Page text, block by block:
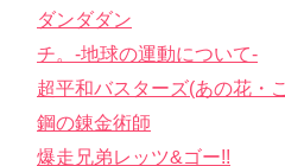
ダンダダン
チ。-地球の運動について-
超平和バスターズ(あの花・
鋼の錬金術師
爆走兄弟レッツ&ゴー!!